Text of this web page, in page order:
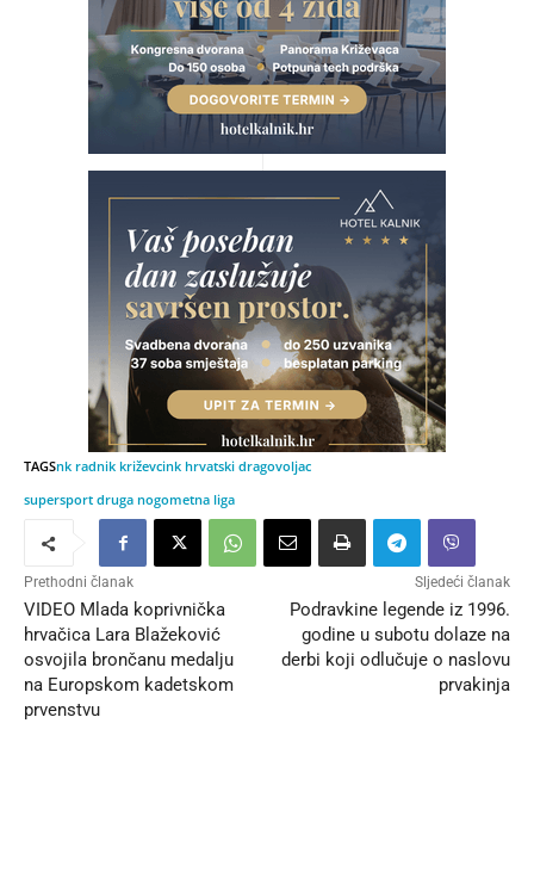
TAGSnk radnik križevcink hrvatski dragovoljac
supersport druga nogometna liga
Prethodni članak
VIDEO Mlada koprivnička
hrvačica Lara Blažeković
osvojila brončanu medalju
na Europskom kadetskom
prvenstvu
Sljedeći članak
Podravkine legende iz 1996.
godine u subotu dolaze na
derbi koji odlučuje o naslovu
prvakinja